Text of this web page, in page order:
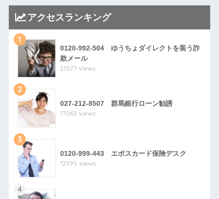
アクセスランキング
1
0120-992-504 ゆうちょダイレクトを装う詐
欺メール
21577 views
2
027-212-8507 群馬銀行ローン勧誘
17063 views
3
0120-999-443 エポスカード保険デスク
12395 views
4